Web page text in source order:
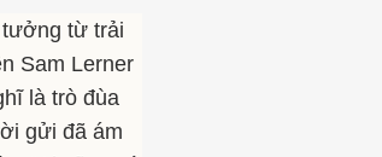
tưởng từ trải
Sam Lerner
là trò đùa
gửi đã ám